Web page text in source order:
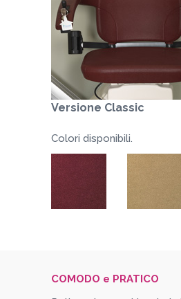
Versione Classic
Colori disponibili.
COMODO e PRATICO